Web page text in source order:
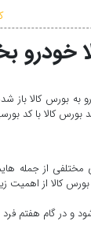
صادر شد
خودرو
به بورس کالا
بورس کالا با کد
کالا از اهمیت
در گام هفتم فرد